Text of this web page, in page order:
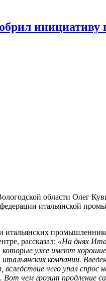
области Олег
итальянской
рассказал: «На днях
которые уже имеют
компании.
вследствие чего упал
Вот чем грозит